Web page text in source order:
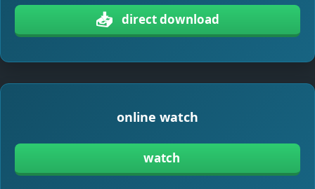
📥 direct download
online watch
watch